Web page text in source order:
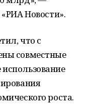
Новости».
что с
совместные
роста.